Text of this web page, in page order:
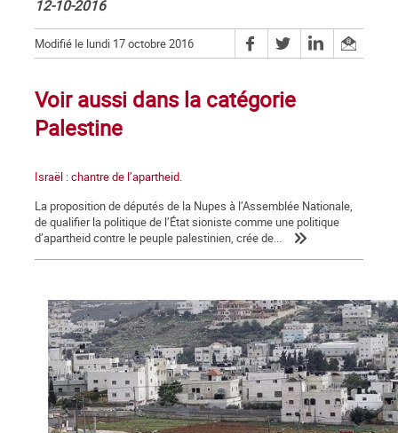
12-10-2016
Modifié le lundi 17 octobre 2016
Voir aussi dans la catégorie
Palestine
Israël : chantre de l’apartheid.
La proposition de députés de la Nupes à l’Assemblée Nationale,
de qualifier la politique de l’État sioniste comme une politique
d’apartheid contre le peuple palestinien, crée de...